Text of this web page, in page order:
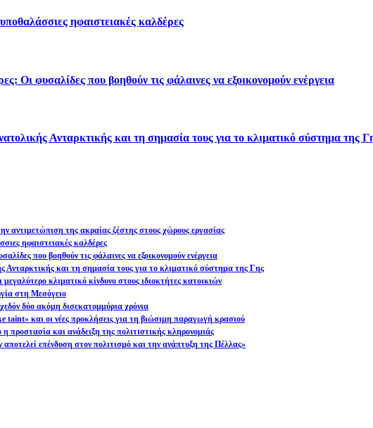
ηφαιστειακές καλδέρες
Οι φυσαλίδες που βοηθούν τις φάλαινες να εξοικονομούν ενέργεια
Ανταρκτικής και τη σημασία τους για το κλιματικό σύστημα της
αντιμετώπιση της ακραίας ζέστης στους χώρους εργασίας
ηφαιστειακές καλδέρες
που βοηθούν τις φάλαινες να εξοικονομούν ενέργεια
Ανταρκτικής και τη σημασία τους για το κλιματικό σύστημα της Γης
κλιματικό κίνδυνο στους ιδιοκτήτες κατοικιών
στη Μεσόγειο
δύο ακόμη δισεκατομμύρια χρόνια
taint» και οι νέες προκλήσεις για τη βιώσιμη παραγωγή κρασιού
και ανάδειξη της πολιτιστικής κληρονομιάς
επένδυση στον πολιτισμό και την ανάπτυξη της Πέλλας»